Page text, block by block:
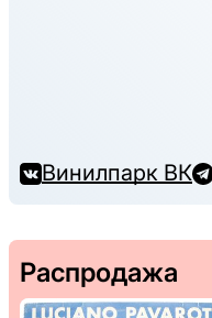
Винилпарк ВК
Распродажа